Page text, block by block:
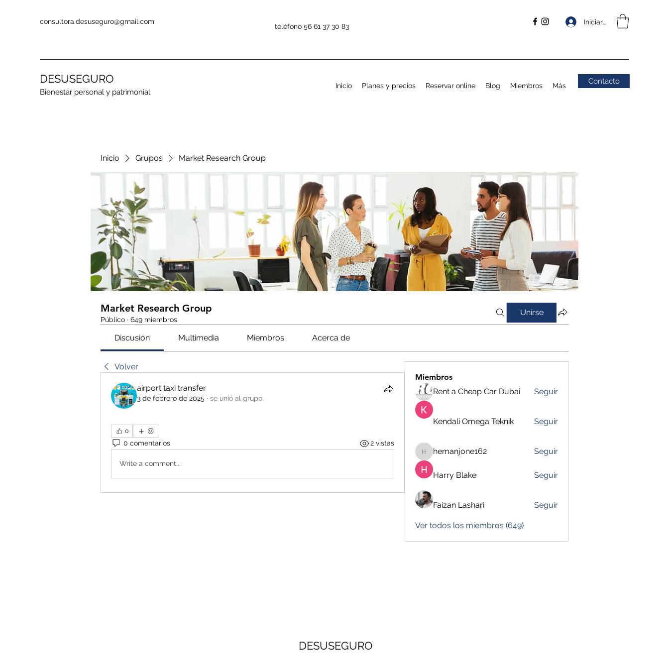
consultora.desuseguro@gmail.com Iniciar sesión
teléfono 56 61 37 30 83
DESUSEGURO
Bienestar personal y patrimonial
Inicio Planes y precios Reservar online Blog Miembros Más Contacto
Inicio Grupos Market Research Group
Market Research Group
Público · 649 miembros
Unirse
Discusión Multimedia Miembros Acerca de
Volver
airport taxi transfer
3 de febrero de 2025 · se unió al grupo.
0
0 comentarios 2 vistas
Write a comment...
Miembros
Rent a Cheap Car Dubai
Seguir
Kendali Omega Teknik Seguir
hemanjone162
hemanjone162 Seguir
Harry Blake Seguir
Faizan Lashari Seguir
Ver todos los miembros (649)
DESUSEGURO